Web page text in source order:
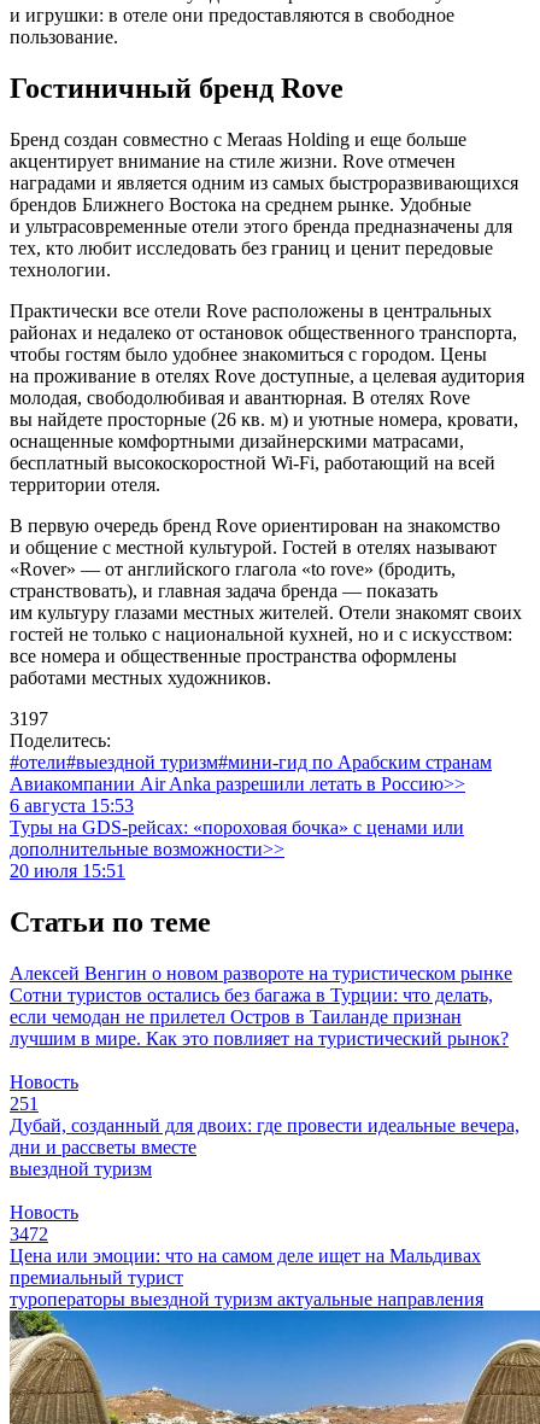
и игрушки: в отеле они предоставляются в свободное
пользование.
Гостиничный бренд Rove
Бренд создан совместно с Meraas Holding и еще больше
акцентирует внимание на стиле жизни. Rove отмечен
наградами и является одним из самых быстроразвивающихся
брендов Ближнего Востока на среднем рынке. Удобные
и ультрасовременные отели этого бренда предназначены для
тех, кто любит исследовать без границ и ценит передовые
технологии.
Практически все отели Rove расположены в центральных
районах и недалеко от остановок общественного транспорта,
чтобы гостям было удобнее знакомиться с городом. Цены
на проживание в отелях Rove доступные, а целевая аудитория
молодая, свободолюбивая и авантюрная. В отелях Rove
вы найдете просторные (26 кв. м) и уютные номера, кровати,
оснащенные комфортными дизайнерскими матрасами,
бесплатный высокоскоростной Wi-Fi, работающий на всей
территории отеля.
В первую очередь бренд Rove ориентирован на знакомство
и общение с местной культурой. Гостей в отелях называют
«Rover» — от английского глагола «to rove» (бродить,
странствовать), и главная задача бренда — показать
им культуру глазами местных жителей. Отели знакомят своих
гостей не только с национальной кухней, но и с искусством:
все номера и общественные пространства оформлены
работами местных художников.
3197
Поделитесь:
#отели#выездной туризм#мини-гид по Арабским странам
Авиакомпании Air Anka разрешили летать в Россию>>
6 августа 15:53
Туры на GDS-рейсах: «пороховая бочка» с ценами или
дополнительные возможности>>
20 июля 15:51
Статьи по теме
Алексей Венгин о новом развороте на туристическом рынке
Сотни туристов остались без багажа в Турции: что делать,
если чемодан не прилетел Остров в Таиланде признан
лучшим в мире. Как это повлияет на туристический рынок?
Новость
251
Дубай, созданный для двоих: где провести идеальные вечера,
дни и рассветы вместе
выездной туризм
Новость
3472
Цена или эмоции: что на самом деле ищет на Мальдивах
премиальный турист
туроператоры выездной туризм актуальные направления